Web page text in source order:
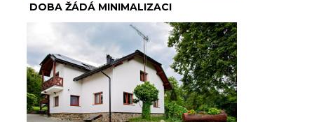
DOBA ŽÁDÁ MINIMALIZACI